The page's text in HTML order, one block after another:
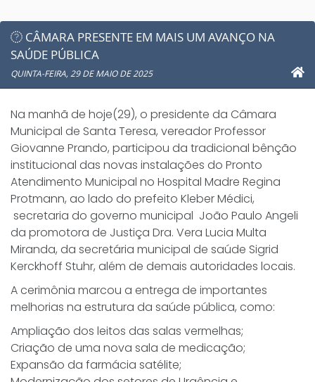
CÂMARA PRESENTE EM MAIS UM AVANÇO NA
SAÚDE PÚBLICA
QUINTA-FEIRA, 29 DE MAIO DE 2025
Na manhã de hoje(29), o presidente da Câmara
Municipal de Santa Teresa, vereador Professor
Giovanne Prando, participou da tradicional bênção
institucional das novas instalações do Pronto
Atendimento Municipal no Hospital Madre Regina
Protmann, ao lado do prefeito Kleber Médici,
secretaria do governo municipal João Paulo Angeli
da promotora de Justiça Dra. Vera Lucia Multa
Miranda, da secretária municipal de saúde Sigrid
Kerckhoff Stuhr, além de demais autoridades locais.
A cerimônia marcou a entrega de importantes
melhorias na estrutura da saúde pública, como:
Ampliação dos leitos das salas vermelhas;
Criação de uma nova sala de medicação;
Expansão da farmácia satélite;